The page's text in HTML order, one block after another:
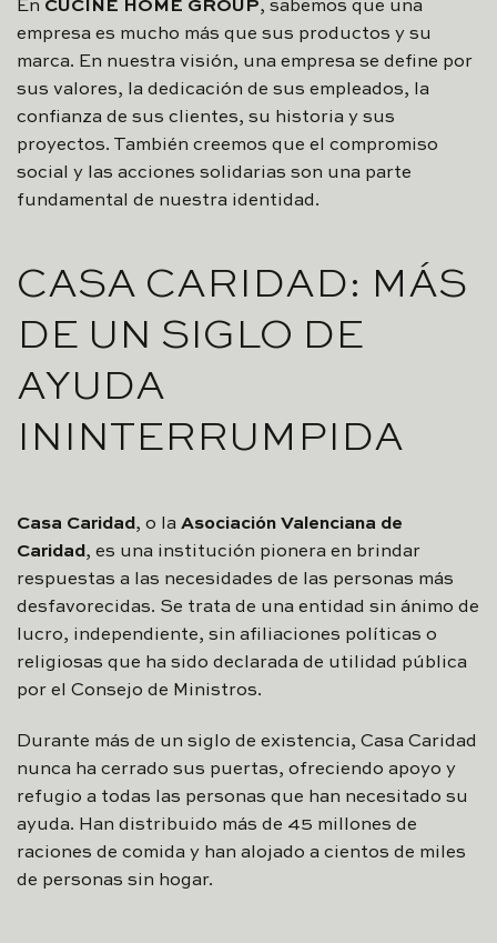
En CUCINE HOME GROUP, sabemos que una
empresa es mucho más que sus productos y su
marca. En nuestra visión, una empresa se define por
sus valores, la dedicación de sus empleados, la
confianza de sus clientes, su historia y sus
proyectos. También creemos que el compromiso
social y las acciones solidarias son una parte
fundamental de nuestra identidad.
CASA CARIDAD: MÁS
DE UN SIGLO DE
AYUDA
ININTERRUMPIDA
Casa Caridad, o la Asociación Valenciana de
Caridad, es una institución pionera en brindar
respuestas a las necesidades de las personas más
desfavorecidas. Se trata de una entidad sin ánimo de
lucro, independiente, sin afiliaciones políticas o
religiosas que ha sido declarada de utilidad pública
por el Consejo de Ministros.
Durante más de un siglo de existencia, Casa Caridad
nunca ha cerrado sus puertas, ofreciendo apoyo y
refugio a todas las personas que han necesitado su
ayuda. Han distribuido más de 45 millones de
raciones de comida y han alojado a cientos de miles
de personas sin hogar.